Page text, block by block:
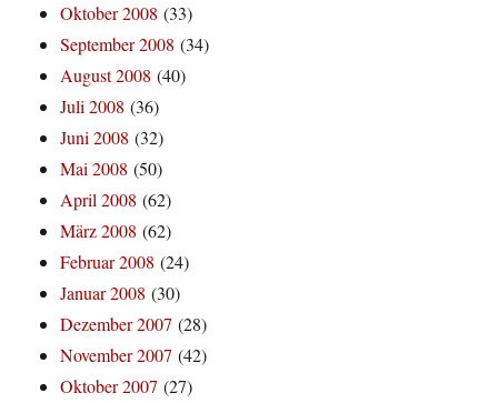
Oktober 2008 (33)
September 2008 (34)
August 2008 (40)
Juli 2008 (36)
Juni 2008 (32)
Mai 2008 (50)
April 2008 (62)
März 2008 (62)
Februar 2008 (24)
Januar 2008 (30)
Dezember 2007 (28)
November 2007 (42)
Oktober 2007 (27)